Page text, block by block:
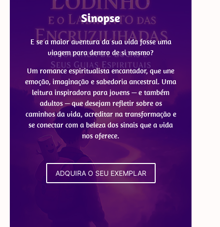
Sinopse
E se a maior aventura da sua vida fosse uma
viagem para dentro de si mesmo?
Um romance espiritualista encantador, que une
emoção, imaginação e sabedoria ancestral. Uma
leitura inspiradora para jovens — e também
adultos — que desejam refletir sobre os
caminhos da vida, acreditar na transformação e
se conectar com a beleza dos sinais que a vida
nos oferece.
ADQUIRA O SEU EXEMPLAR